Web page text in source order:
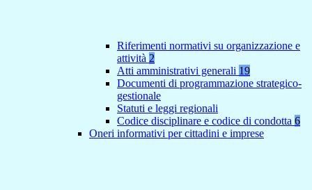
Riferimenti normativi su organizzazione e
attività 2
Atti amministrativi generali 19
Documenti di programmazione strategico-
gestionale
Statuti e leggi regionali
Codice disciplinare e codice di condotta 6
Oneri informativi per cittadini e imprese